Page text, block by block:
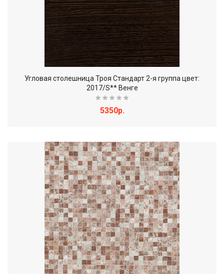
Угловая столешница Троя Стандарт 2-я группа цвет:
2017/S** Венге
5350р.